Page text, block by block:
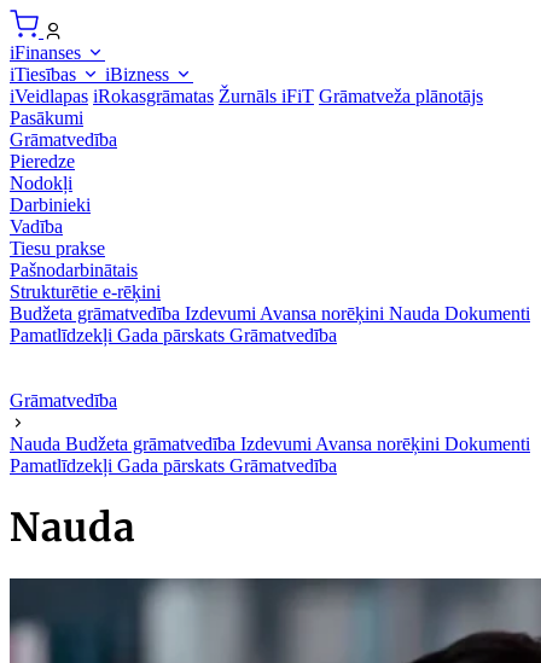
iFinanses
iTiesības
iBizness
iVeidlapas iRokasgrāmatas Žurnāls iFiT Grāmatveža plānotājs
Pasākumi
Grāmatvedība
Pieredze
Nodokļi
Darbinieki
Vadība
Tiesu prakse
Pašnodarbinātais
Strukturētie e-rēķini
Budžeta grāmatvedība Izdevumi Avansa norēķini Nauda Dokumenti
Pamatlīdzekļi Gada pārskats Grāmatvedība
Grāmatvedība
Nauda Budžeta grāmatvedība Izdevumi Avansa norēķini Dokumenti
Pamatlīdzekļi Gada pārskats Grāmatvedība
Nauda